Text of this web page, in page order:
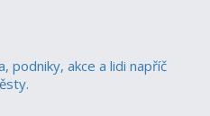
podniky, akce a lidi napříč